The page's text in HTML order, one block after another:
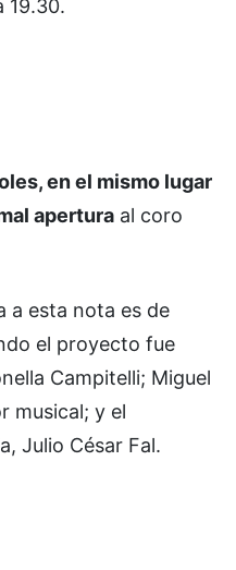
19.30.
en el mismo lugar
apertura al coro
a esta nota es de
el proyecto fue
Campitelli; Miguel
musical; y el
Julio César Fal.